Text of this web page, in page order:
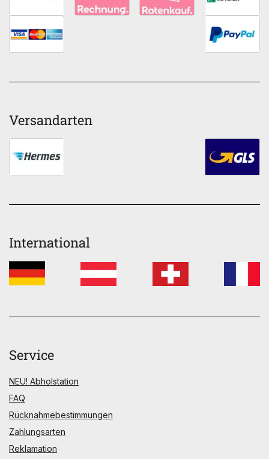
Versandarten
International
Service
NEU! Abholstation
FAQ
Rücknahmebestimmungen
Zahlungsarten
Reklamation